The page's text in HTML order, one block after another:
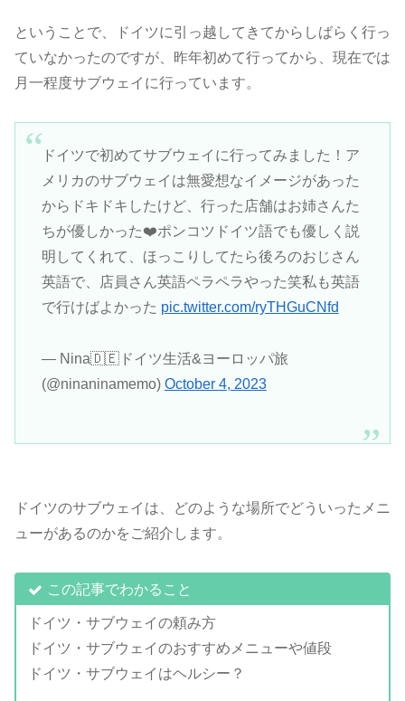
ということで、ドイツに引っ越してきてからしばらく行っ
ていなかったのですが、昨年初めて行ってから、現在では
月一程度サブウェイに行っています。
ドイツで初めてサブウェイに行ってみました！ア
メリカのサブウェイは無愛想なイメージがあった
からドキドキしたけど、行った店舗はお姉さんた
ちが優しかった❤️ポンコツドイツ語でも優しく説
明してくれて、ほっこりしてたら後ろのおじさん
英語で、店員さん英語ペラペラやった笑私も英語
で行けばよかった pic.twitter.com/ryTHGuCNfd
— Nina🇩🇪ドイツ生活&ヨーロッパ旅
(@ninaninamemo) October 4, 2023
ドイツのサブウェイは、どのような場所でどういったメニ
ューがあるのかをご紹介します。
この記事でわかること
ドイツ・サブウェイの頼み方
ドイツ・サブウェイのおすすめメニューや値段
ドイツ・サブウェイはヘルシー？